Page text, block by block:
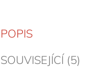
POPIS
SOUVISEJÍCÍ (5)